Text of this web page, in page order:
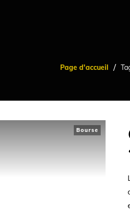
Page d'accueil /
Bourse